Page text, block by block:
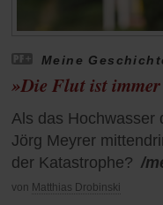
Meine
»Die Flut ist
Als das Hochwasser
Jörg Meyrer
der Katastrophe? /
von Matthias Drobinski